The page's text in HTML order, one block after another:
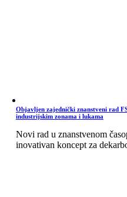
Objavljen zajednički znanstveni rad
industrijskim zonama i lukama
Novi rad u znanstvenom
inovativan koncept za